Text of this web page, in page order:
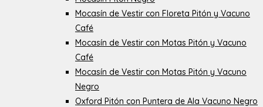
Mocasín de Vestir con Floreta Pitón y Vacuno
Café
Mocasín de Vestir con Motas Pitón y Vacuno
Café
Mocasín de Vestir con Motas Pitón y Vacuno
Negro
Oxford Pitón con Puntera de Ala Vacuno Negro